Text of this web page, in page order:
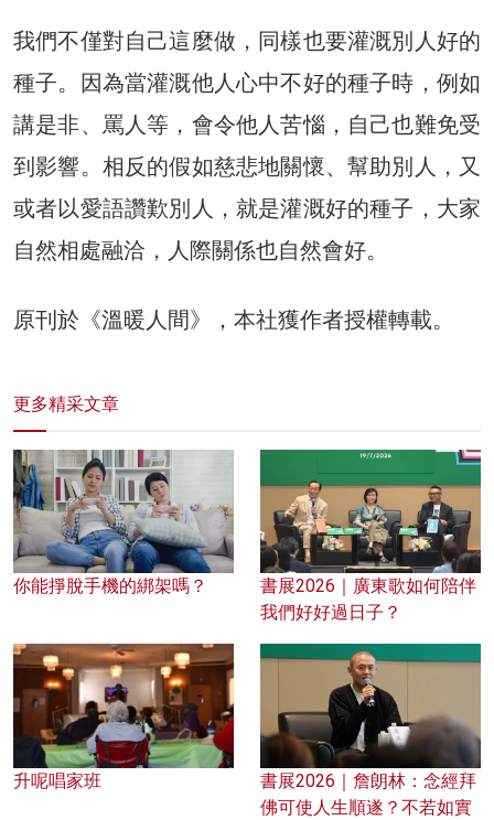
我們不僅對自己這麼做，同樣也要灌溉別人好的
種子。因為當灌溉他人心中不好的種子時，例如
講是非、罵人等，會令他人苦惱，自己也難免受
到影響。相反的假如慈悲地關懷、幫助別人，又
或者以愛語讚歎別人，就是灌溉好的種子，大家
自然相處融洽，人際關係也自然會好。
原刊於《溫暖人間》，本社獲作者授權轉載。
更多精采文章
你能掙脫手機的綁架嗎？
書展2026｜廣東歌如何陪伴
我們好好過日子？
升呢唱家班
書展2026｜詹朗林：念經拜
佛可使人生順遂？不若如實